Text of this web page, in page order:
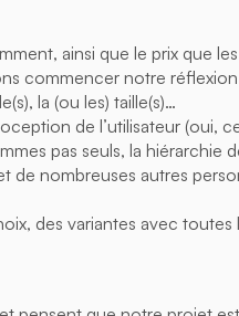
ainsi que le prix que
commencer notre
la (ou les) taille(s)…
de l’utilisateur (oui,
pas seuls, la hiérarchie
de nombreuses autres
des variantes avec toutes